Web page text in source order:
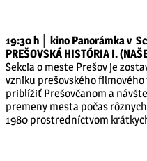
19:30 h │ kino Panorámka v
PREŠOVSKÁ HISTÓRIA I.
Sekcia o meste Prešov je
vzniku prešovského filmového
priblížiť Prešovčanom a
premeny mesta počas
1980 prostredníctvom